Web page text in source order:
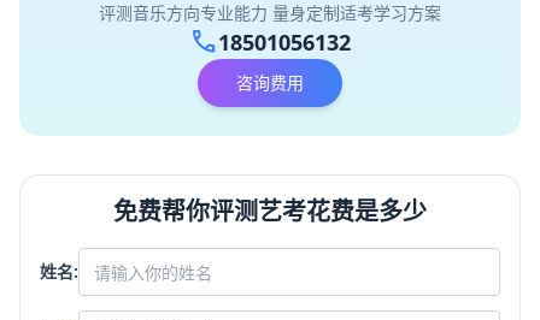
评测音乐方向专业能力 量身定制适考学习方案
call18501056132
咨询费用
免费帮你评测艺考花费是多少
姓名: